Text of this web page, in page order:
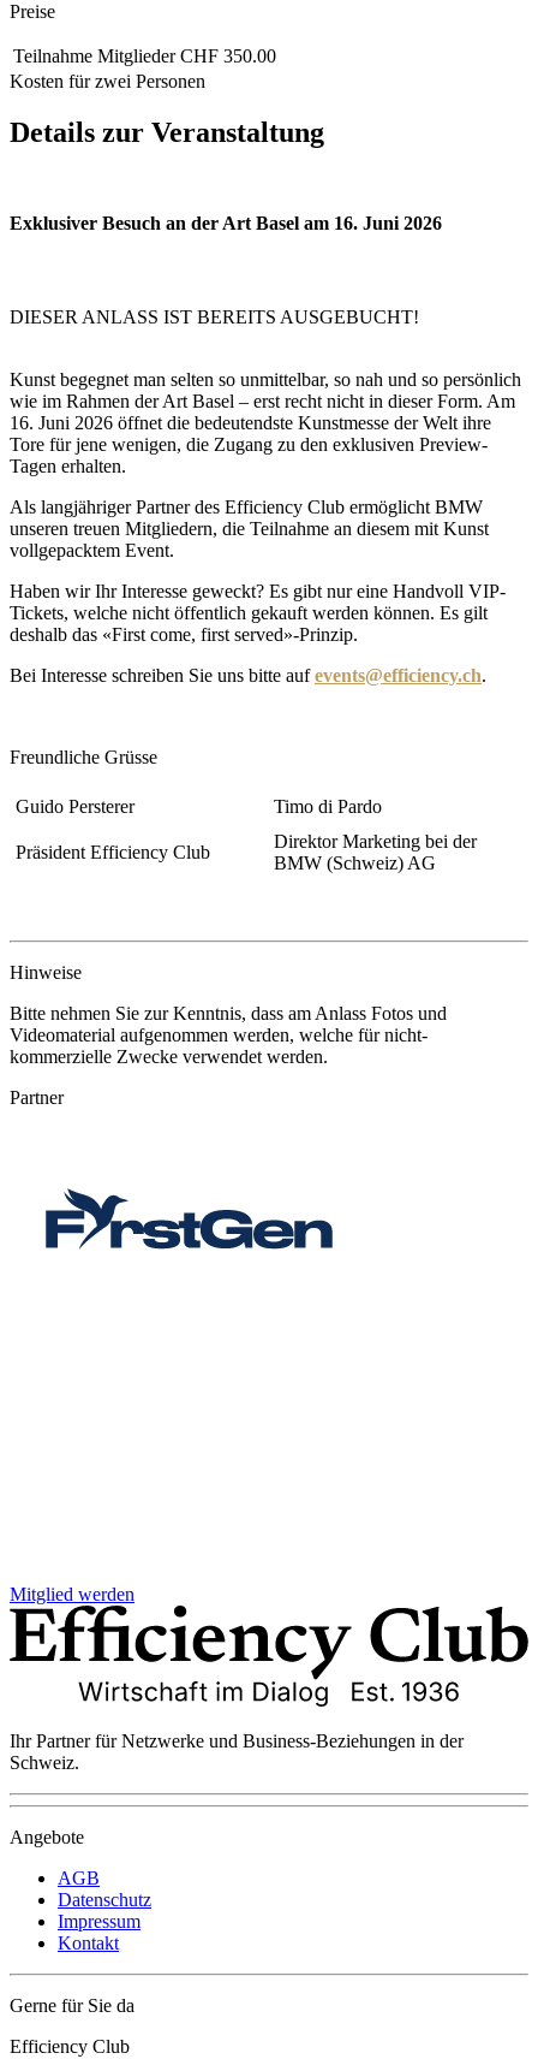
Preise
Teilnahme Mitglieder CHF 350.00
Kosten für zwei Personen
Details zur Veranstaltung
Exklusiver Besuch an der Art Basel am 16. Juni 2026
DIESER ANLASS IST BEREITS AUSGEBUCHT!
Kunst begegnet man selten so unmittelbar, so nah und so persönlich
wie im Rahmen der Art Basel – erst recht nicht in dieser Form. Am
16. Juni 2026 öffnet die bedeutendste Kunstmesse der Welt ihre
Tore für jene wenigen, die Zugang zu den exklusiven Preview-
Tagen erhalten.
Als langjähriger Partner des Efficiency Club ermöglicht BMW
unseren treuen Mitgliedern, die Teilnahme an diesem mit Kunst
vollgepacktem Event.
Haben wir Ihr Interesse geweckt? Es gibt nur eine Handvoll VIP-
Tickets, welche nicht öffentlich gekauft werden können. Es gilt
deshalb das «First come, first served»-Prinzip.
Bei Interesse schreiben Sie uns bitte aufevents@efficiency.ch.
Freundliche Grüsse
Guido Persterer Timo di Pardo
Präsident Efficiency Club
Direktor Marketing bei der
BMW (Schweiz) AG
Hinweise
Bitte nehmen Sie zur Kenntnis, dass am Anlass Fotos und
Videomaterial aufgenommen werden, welche für nicht-
kommerzielle Zwecke verwendet werden.
Partner
Mitglied werden
Ihr Partner für Netzwerke und Business-Beziehungen in der
Schweiz.
Angebote
AGB
Datenschutz
Impressum
Kontakt
Gerne für Sie da
Efficiency Club